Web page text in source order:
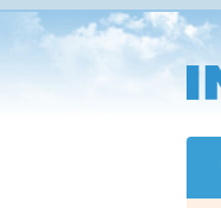
Přejít
na
hlavní
obsah